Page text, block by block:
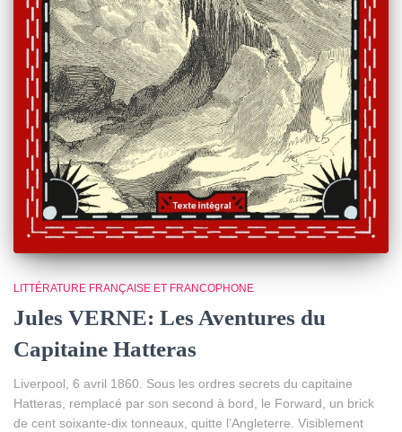
LITTÉRATURE FRANÇAISE ET FRANCOPHONE
Jules VERNE: Les Aventures du
Capitaine Hatteras
Liverpool, 6 avril 1860. Sous les ordres secrets du capitaine
Hatteras, remplacé par son second à bord, le Forward, un brick
de cent soixante-dix tonneaux, quitte l’Angleterre. Visiblement